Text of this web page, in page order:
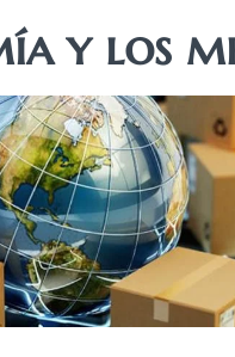
y los